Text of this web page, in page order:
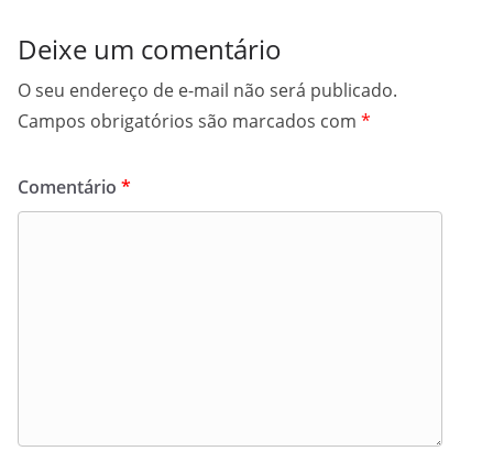
Deixe um comentário
O seu endereço de e-mail não será publicado.
Campos obrigatórios são marcados com *
Comentário *